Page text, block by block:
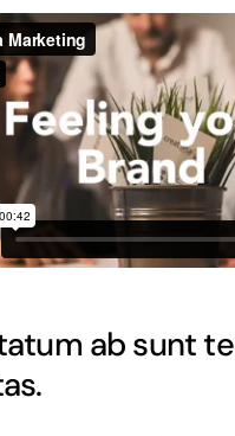
ab sunt